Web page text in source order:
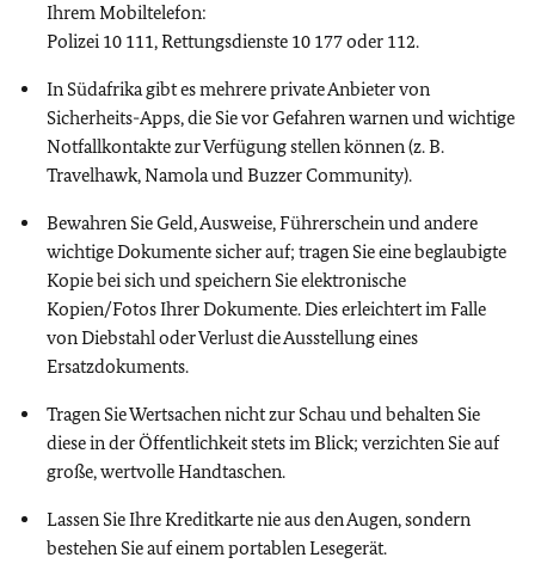
Ihrem Mobiltelefon:
Polizei 10 111, Rettungsdienste 10 177 oder 112.
In Südafrika gibt es mehrere private Anbieter von
Sicherheits-Apps, die Sie vor Gefahren warnen und wichtige
Notfallkontakte zur Verfügung stellen können (z. B.
Travelhawk, Namola und Buzzer Community).
Bewahren Sie Geld, Ausweise, Führerschein und andere
wichtige Dokumente sicher auf; tragen Sie eine beglaubigte
Kopie bei sich undspeichern Sie elektronische
Kopien/Fotos Ihrer Dokumente. Dies erleichtert im Falle
von Diebstahl oder Verlust die Ausstellung eines
Ersatzdokuments.
Tragen Sie Wertsachen nicht zur Schau und behalten Sie
diese in der Öffentlichkeit stets im Blick; verzichten Sie auf
große, wertvolle Handtaschen.
Lassen Sie Ihre Kreditkarte nie aus den Augen, sondern
bestehen Sie auf einem portablen Lesegerät.